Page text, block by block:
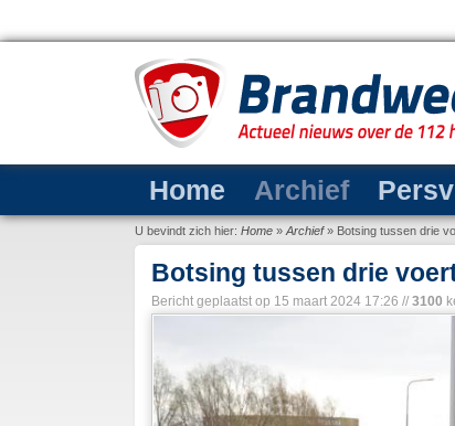
Home Archief
U bevindt zich hier: Home » Archief» Botsing tussen drie
Botsing tussen drie
Bericht geplaatst op 15 maart 2024 17:26 // 3100